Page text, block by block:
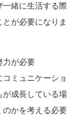
一緒に生活する際
が必要になりま
力が必要
ミュニケーショ
が成長している場
のかを考える必要